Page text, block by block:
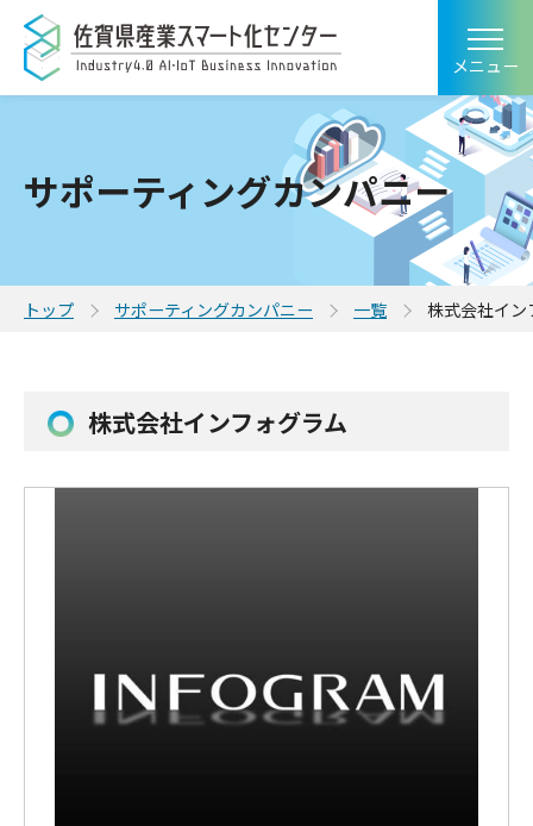
メニュー
サポーティングカンパニー
トップ サポーティングカンパニー 一覧 株式会社イン
株式会社インフォグラム